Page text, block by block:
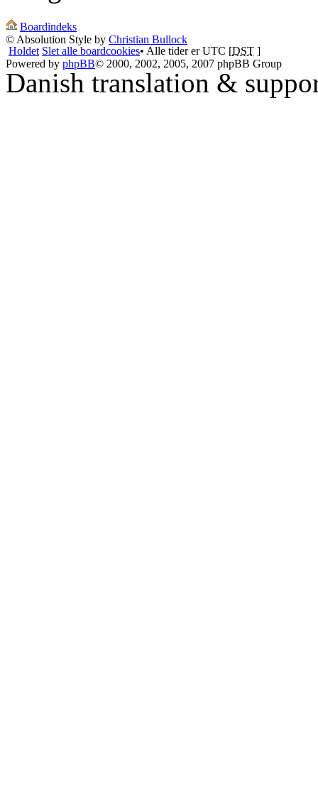
Boardindeks
© Absolution Style by Christian Bullock
Holdet Slet alle boardcookies• Alle tider er UTC [DST ]
Powered by phpBB© 2000, 2002, 2005, 2007 phpBB Group
Danish translation &